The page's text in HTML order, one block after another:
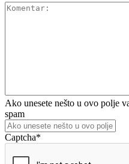
Ako unesete nešto u ovo polje
spam
Captcha*